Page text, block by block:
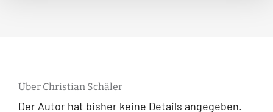
Über Christian Schäler
Der Autor hat bisher keine Details angegeben.